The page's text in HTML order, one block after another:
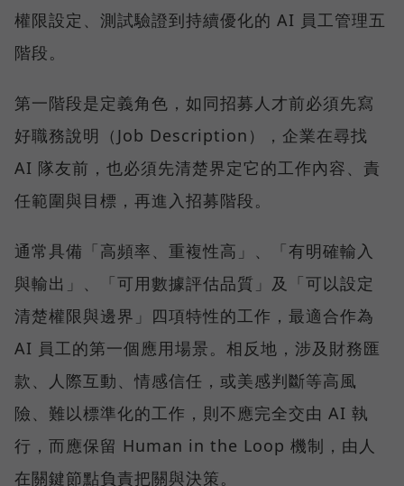
權限設定、測試驗證到持續優化的 AI 員工管理五
階段。
第一階段是定義角色，如同招募人才前必須先寫
好職務說明（Job Description），企業在尋找
AI 隊友前，也必須先清楚界定它的工作內容、責
任範圍與目標，再進入招募階段。
通常具備「高頻率、重複性高」、「有明確輸入
與輸出」、「可用數據評估品質」及「可以設定
清楚權限與邊界」四項特性的工作，最適合作為
AI 員工的第一個應用場景。相反地，涉及財務匯
款、人際互動、情感信任，或美感判斷等高風
險、難以標準化的工作，則不應完全交由 AI 執
行，而應保留 Human in the Loop 機制，由人
在關鍵節點負責把關與決策。